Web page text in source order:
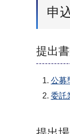
申
提出
公募
委託